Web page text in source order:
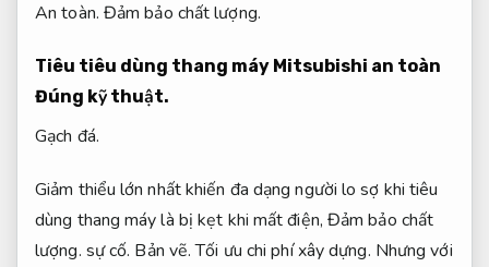
An toàn. Đảm bảo chất lượng.
Tiêu tiêu dùng thang máy Mitsubishi an toàn
Đúng kỹ thuật.
Gạch đá.
Giảm thiểu lớn nhất khiến đa dạng người lo sợ khi tiêu
dùng thang máy là bị kẹt khi mất điện, Đảm bảo chất
lượng. sự cố. Bản vẽ. Tối ưu chi phí xây dựng. Nhưng với